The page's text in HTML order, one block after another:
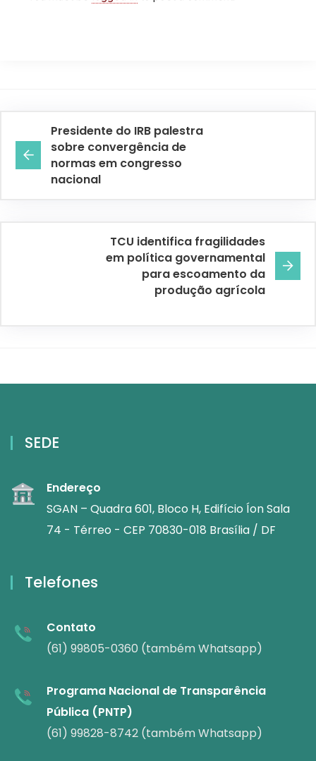
Presidente do IRB palestra
sobre convergência de
normas em congresso
nacional
TCU identifica fragilidades
em política governamental
para escoamento da
produção agrícola
SEDE
Endereço
SGAN – Quadra 601, Bloco H, Edifício Íon Sala
74 - Térreo - CEP 70830-018 Brasília / DF
Telefones
Contato
(61) 99805-0360 (também Whatsapp)
Programa Nacional de Transparência
Pública (PNTP)
(61) 99828-8742 (também Whatsapp)